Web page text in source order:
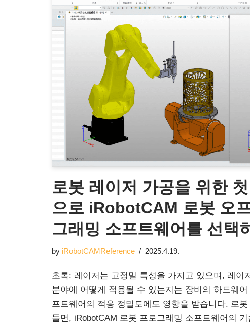
로봇 레이저 가공을 위한
으로 iRobotCAM 로봇 오
그래밍 소프트웨어를 선택
by iRobotCAMReference 2025.4.19.
초록: 레이저는 고정밀 특성을 가지고 있으며, 레이
분야에 어떻게 적용될 수 있는지는 장비의 하드웨
프트웨어의 적응 정밀도에도 영향을 받습니다. 로
들면, iRobotCAM 로봇 프로그래밍 소프트웨어의